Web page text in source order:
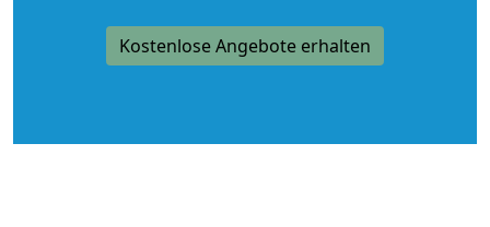
Kostenlose Angebote erhalten